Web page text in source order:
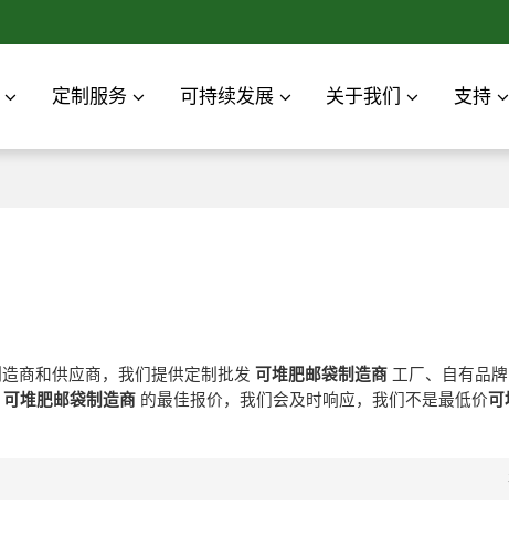
定制服务 可持续发展 关于我们 支持
商和供应商，我们提供定制批发 可堆肥邮袋制造商工厂、自有品牌
可堆肥邮袋制造商的最佳报价，我们会及时响应，我们不是最低价可